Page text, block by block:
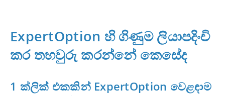
ExpertOption හි ගිණුම ලියාපදිංචි
කර තහවුරු කරන්නේ කෙසේද
1 ක්ලික් එකකින් ExpertOption වෙළඳාම